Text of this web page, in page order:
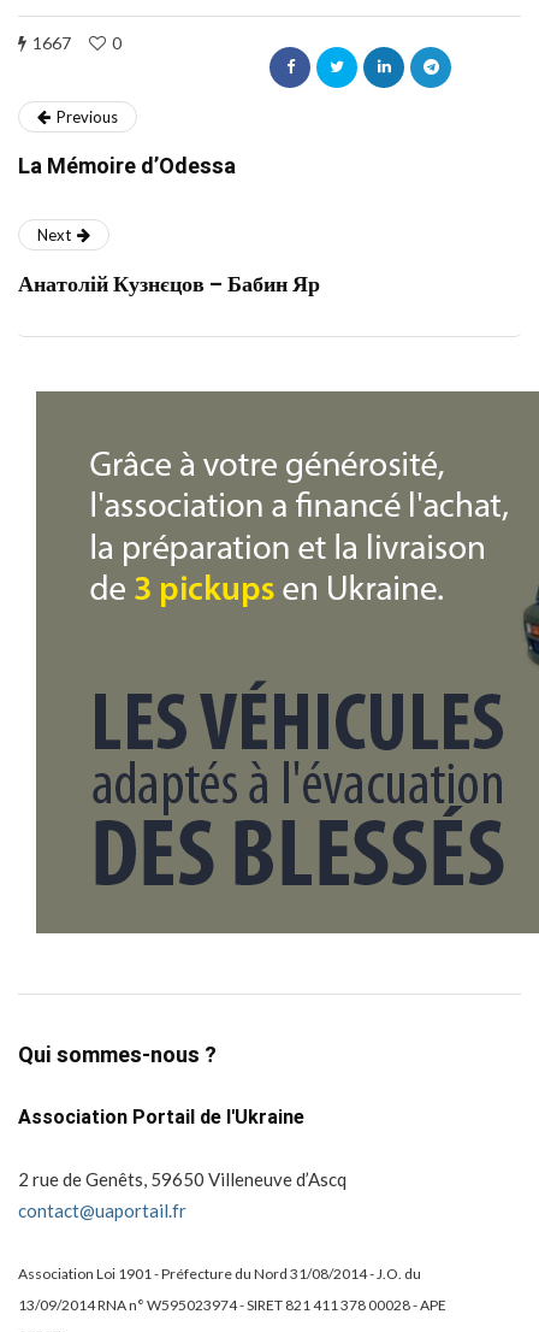
1667 0
Previous
La Mémoire d’Odessa
Next
Анатолій Кузнєцов – Бабин Яр
Qui sommes-nous ?
Association Portail de l'Ukraine
2 rue de Genêts, 59650 Villeneuve d’Ascq
contact@uaportail.fr
Association Loi 1901 - Préfecture du Nord 31/08/2014 - J.O. du
13/09/2014 RNA n° W595023974 - SIRET 821 411 378 00028 - APE